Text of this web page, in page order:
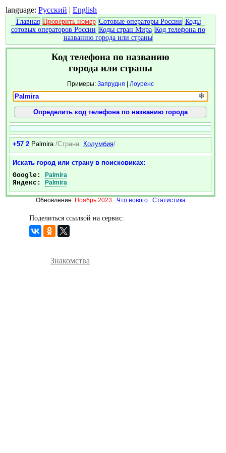
language: Русский | English
Главная Проверить номер Сотовые операторы России Коды
сотовых операторов России Коды стран Мира Код телефона по
названию города или страны
Код телефона по названию
города или страны
Примеры: Запрудня | Лоуренс
❄
+57 2 Palmira /Страна: Колумбия/
Искать город или страну в поисковиках:
Google: Palmira
Яндекс: Palmira
Обновление: Ноябрь 2023 Что нового Статистика
Поделиться ссылкой на сервис:
Знакомства